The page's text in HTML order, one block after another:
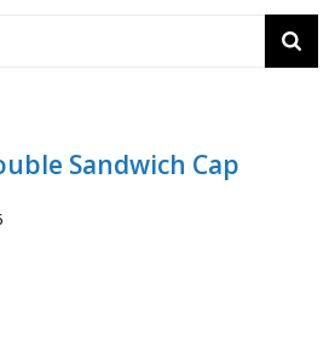
een advies? Bel nu 053-7920045 of 06-55731304
Sandwich Cap